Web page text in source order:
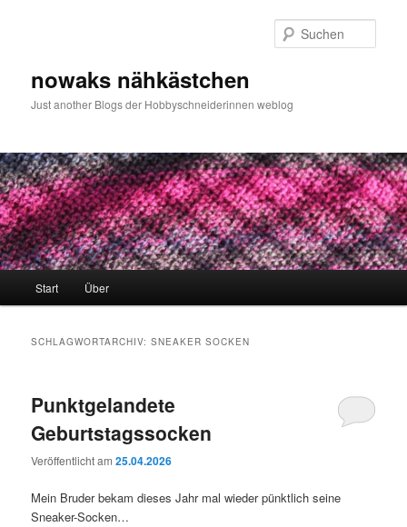
nowaks nähkästchen
Just another Blogs der Hobbyschneiderinnen weblog
Start Über
SCHLAGWORTARCHIV:SNEAKER SOCKEN
Punktgelandete
Geburtstagssocken
Veröffentlicht am25.04.2026
Mein Bruder bekam dieses Jahr mal wieder pünktlich seine
Sneaker-Socken…